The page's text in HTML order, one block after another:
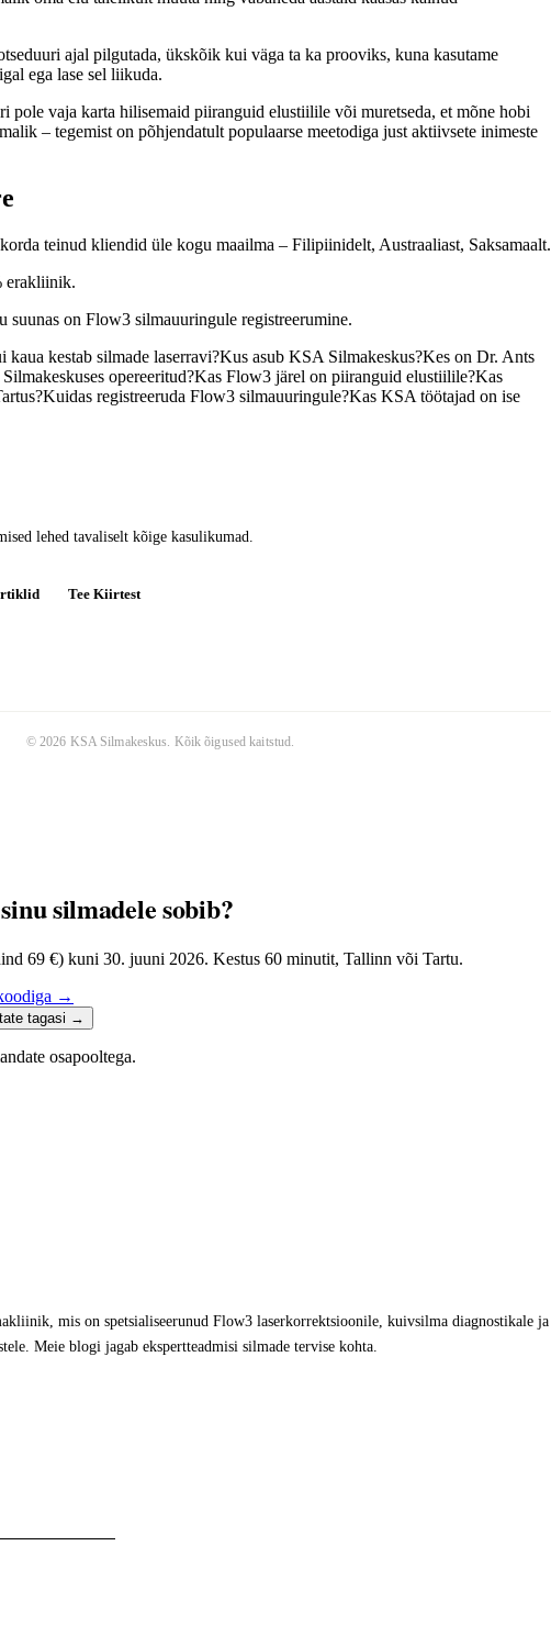
ajal pilgutada, ükskõik kui väga ta ka prooviks, kuna kasutame
ega lase sel liikuda.
pole vaja karta hilisemaid piiranguid elustiilile või muretseda, et mõne hobi
– tegemist on põhjendatult populaarse meetodiga just aktiivsete inimeste
teinud kliendid üle kogu maailma – Filipiinidelt, Austraaliast, Saksamaalt.
erakliinik.
suunas on Flow3 silmauuringule registreerumine.
kaua kestab silmade laserravi?Kus asub KSA Silmakeskus?Kes on Dr. Ants
opereeritud?Kas Flow3 järel on piiranguid elustiilile?Kas
Kuidas registreeruda Flow3 silmauuringule?Kas KSA töötajad on ise
lehed tavaliselt kõige kasulikumad.
Tee Kiirtest
© 2026 KSA Silmakeskus. Kõik õigused kaitstud.
silmadele sobib?
69 €) kuni 30. juuni 2026. Kestus 60 minutit, Tallinn või Tartu.
→
tagasi →
osapooltega.
mis on spetsialiseerunud Flow3 laserkorrektsioonile, kuivsilma diagnostikale ja
Meie blogi jagab ekspertteadmisi silmade tervise kohta.